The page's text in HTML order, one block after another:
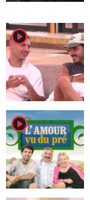
player2
player2